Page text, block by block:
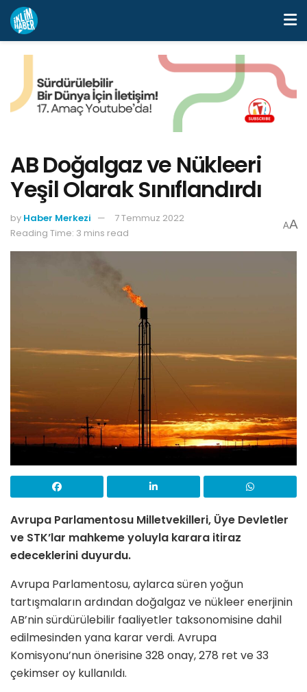
AB Doğalgaz ve Nükleeri
Yeşil Olarak Sınıflandırdı
by Haber Merkezi
7 Temmuz 2022
Reading Time: 3 mins read
AA
Avrupa Parlamentosu Milletvekilleri, Üye Devletler
ve STK’lar mahkeme yoluyla karara itiraz
edeceklerini duyurdu.
Avrupa Parlamentosu, aylarca süren yoğun
tartışmaların ardından doğalgaz ve nükleer enerjinin
AB’nin sürdürülebilir faaliyetler taksonomisine dahil
edilmesinden yana karar verdi. Avrupa
Komisyonu’nun önerisine 328 onay, 278 ret ve 33
çekimser oy kullanıldı.